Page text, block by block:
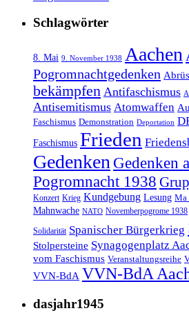
Schlagwörter
8. Mai 9. November 1938 Aachen
Pogromnachtgedenken
bekämpfen Antifaschismus
Antisemitismus Atomwaffen
Faschismus Demonstration Deportation
Faschismus Frieden
Gedenken Gedenken
Pogromnacht 1938
Konzert Krieg Kundgebung Lesung Ma
Mahnwache NATO Novemberpogrome 1938
Solidarität Spanischer Bürgerkrieg
Stolpersteine Synagogenplatz
vom Faschismus Veranstaltungsreihe
VVN-BdA VVN-BdA
dasjahr1945